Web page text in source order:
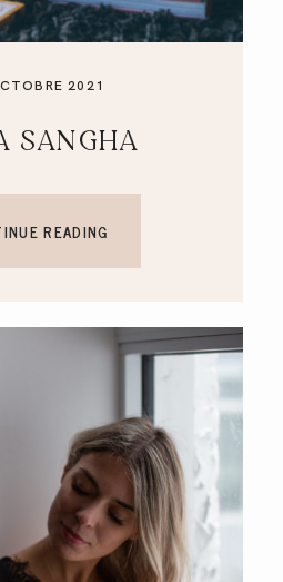
2021
SANGHA
READING